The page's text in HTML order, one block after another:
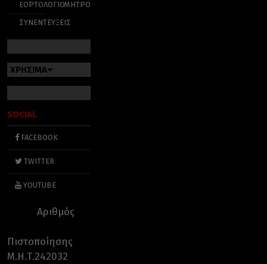
ΕΟΡΤΟΛΟΓΙΟ
ΣΥΝΕΝΤΕΥΞΕΙΣ
ΜΗΤΡΟΠΟΛΕΙΣ
ΧΡΗΣΙΜΑ
SOCIAL
FACEBOOK
TWITTER
YOUTUBE
Αριθμός
Πιστοποίησης
Μ.Η.Τ.242032